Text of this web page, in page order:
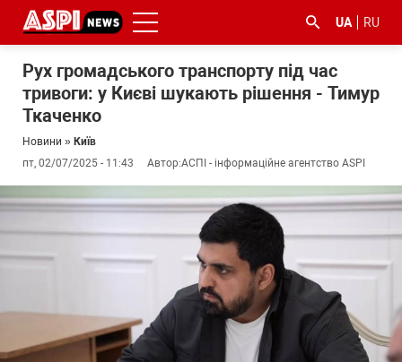
UA RU
Рух громадського транспорту під час
тривоги: у Києві шукають рішення - Тимур
Ткаченко
Новини » Київ
пт, 02/07/2025 - 11:43
Автор:АСПІ - інформаційне агентство ASPI
#ООС
#боротьба
корупцією
#ДФС #Київ #коронавірус